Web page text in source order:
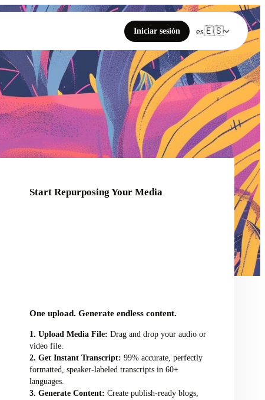
Iniciar sesión es🇪🇸
Start Repurposing Your Media
One upload. Generate endless content.
Upload Media File: Drag and drop your audio or
video file.
Get Instant Transcript: 99% accurate, perfectly
formatted, speaker-labeled transcripts in 60+
languages.
Generate Content: Create publish-ready blogs,